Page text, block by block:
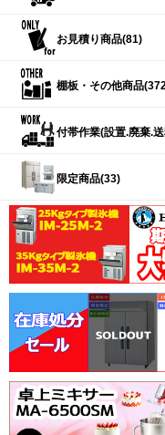
お見積り商品(81)
棚板・その他商品
付帯作業(設置.廃棄.
限定商品(33)